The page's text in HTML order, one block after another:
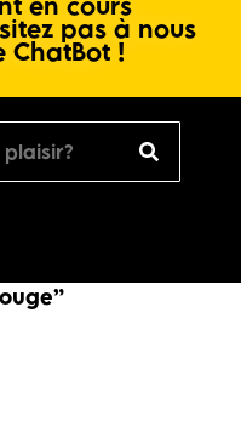
pas à nous
ChatBot !